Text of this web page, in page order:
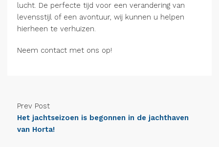
lucht. De perfecte tijd voor een verandering van
levensstijl of een avontuur, wij kunnen u helpen
hierheen te verhuizen.
Neem contact met ons op!
Prev Post
Het jachtseizoen is begonnen in de jachthaven
van Horta!